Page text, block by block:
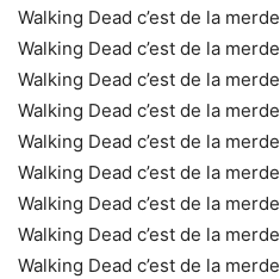
Walking Dead c’est de la merde
Walking Dead c’est de la merde
Walking Dead c’est de la merde
Walking Dead c’est de la merde
Walking Dead c’est de la merde
Walking Dead c’est de la merde
Walking Dead c’est de la merde
Walking Dead c’est de la merde
Walking Dead c’est de la merde